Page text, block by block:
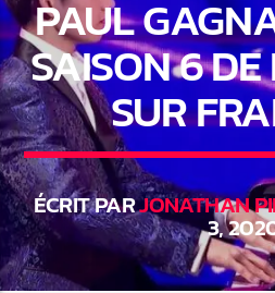
EN CE MOMENT
PAUL
SAISON 6 DE
SUR
ÉCRIT PARJONATHAN
3,